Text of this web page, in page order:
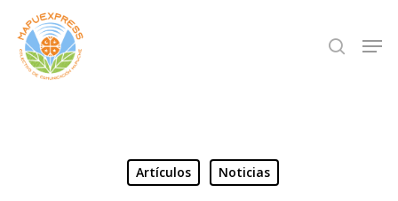
Skip
main
search
Artículos Noticias
Close